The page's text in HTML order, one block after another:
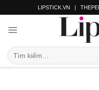
LIPSTICK.VN |